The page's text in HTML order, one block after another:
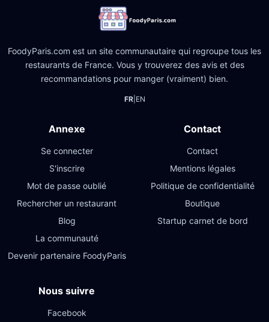
FoodyParis.com est un site communautaire qui regroupe tous les
restaurants de France. Vous y trouverez des avis et des
recommandations pour manger (vraiment) bien.
FR| EN
Annexe
Se connecter
S'inscrire
Mot de passe oublié
Rechercher un restaurant
Blog
La communauté
Devenir partenaire FoodyParis
Contact
Contact
Mentions légales
Politique de confidentialité
Boutique
Startup carnet de bord
Nous suivre
Facebook